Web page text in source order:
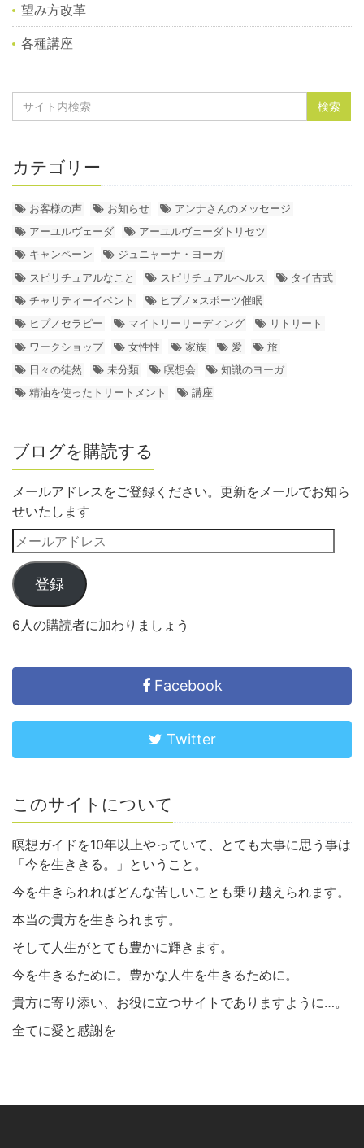
望み方改革
各種講座
カテゴリー
お客様の声 お知らせ
アンナさんのメッセージ
アーユルヴェーダ
アーユルヴェーダトリセツ
キャンペーン
ジュニャーナ・ヨーガ
スピリチュアルなこと
スピリチュアルヘルス
タイ古式
チャリティーイベント
ヒプノ×スポーツ催眠
ヒプノセラピー
マイトリーリーディング
リトリート
ワークショップ
女性性 家族 愛
旅
日々の徒然
未分類 瞑想会
知識のヨーガ
精油を使ったトリートメント
講座
ブログを購読する
メールアドレスをご登録ください。更新をメールでお知ら
せいたします
登録
6人の購読者に加わりましょう
Facebook
Twitter
このサイトについて
瞑想ガイドを10年以上やっていて、とても大事に思う事は
「今を生ききる。」ということ。
今を生きられればどんな苦しいことも乗り越えられます。
本当の貴方を生きられます。
そして人生がとても豊かに輝きます。
今を生きるために。豊かな人生を生きるために。
貴方に寄り添い、お役に立つサイトでありますように…。
全てに愛と感謝を